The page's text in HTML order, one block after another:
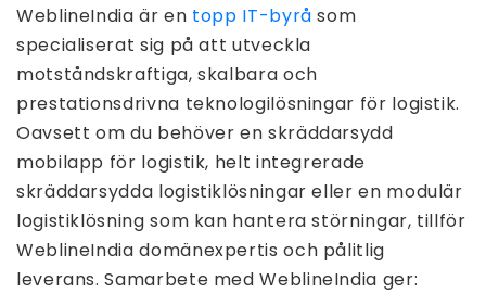
WeblineIndia är en topp IT-byrå som
specialiserat sig på att utveckla
motståndskraftiga, skalbara och
prestationsdrivna teknologilösningar för logistik.
Oavsett om du behöver en skräddarsydd
mobilapp för logistik, helt integrerade
skräddarsydda logistiklösningar eller en modulär
logistiklösning som kan hantera störningar, tillför
WeblineIndia domänexpertis och pålitlig
leverans. Samarbete med WeblineIndia ger: